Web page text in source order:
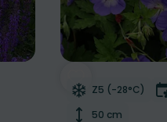
Odober do
Z5 (-28°C)
Výška rastliny
50 cm